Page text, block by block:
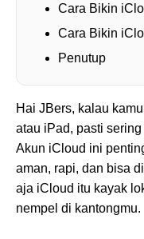
Cara Bikin
Cara Bikin
Penutup
Hai JBers, kalau
atau iPad, pasti
Akun iCloud ini
aman, rapi, dan bisa
aja iCloud itu kayak
nempel di kantongmu.